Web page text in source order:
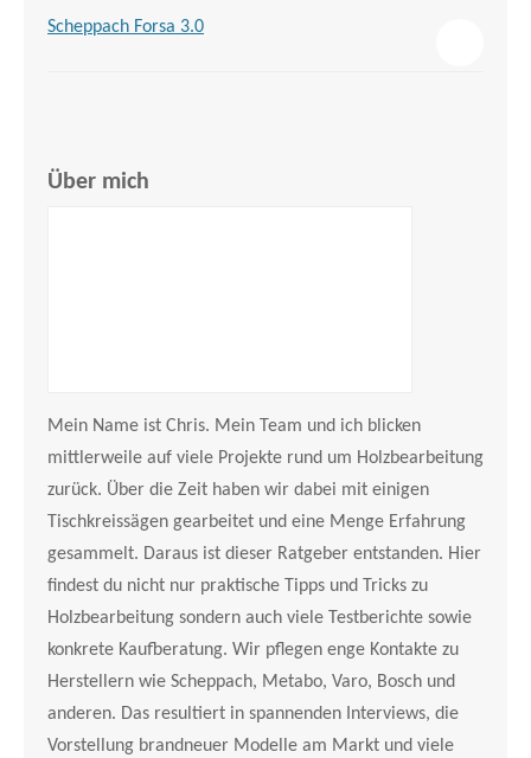
Scheppach Forsa 3.0
Über mich
Mein Name ist Chris. Mein Team und ich blicken
mittlerweile auf viele Projekte rund um Holzbearbeitung
zurück. Über die Zeit haben wir dabei mit einigen
Tischkreissägen gearbeitet und eine Menge Erfahrung
gesammelt. Daraus ist dieser Ratgeber entstanden. Hier
findest du nicht nur praktische Tipps und Tricks zu
Holzbearbeitung sondern auch viele Testberichte sowie
konkrete Kaufberatung. Wir pflegen enge Kontakte zu
Herstellern wie Scheppach, Metabo, Varo, Bosch und
anderen. Das resultiert in spannenden Interviews, die
Vorstellung brandneuer Modelle am Markt und viele